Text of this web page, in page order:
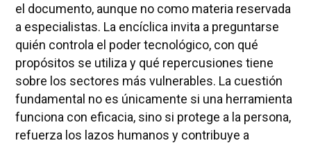
el documento, aunque no como materia reservada
a especialistas. La encíclica invita a preguntarse
quién controla el poder tecnológico, con qué
propósitos se utiliza y qué repercusiones tiene
sobre los sectores más vulnerables. La cuestión
fundamental no es únicamente si una herramienta
funciona con eficacia, sino si protege a la persona,
refuerza los lazos humanos y contribuye a